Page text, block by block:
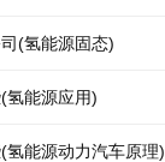
(氢能源固态)
氢能源应用)
氢能源动力汽车原理)